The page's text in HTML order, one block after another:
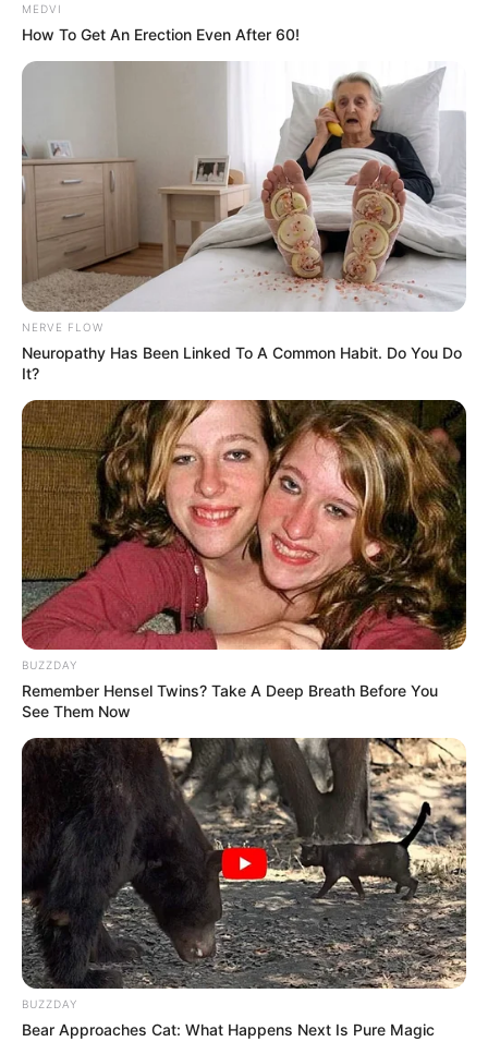
MEDVI
How To Get An Erection Even After 60!
NERVE FLOW
Neuropathy Has Been Linked To A Common Habit. Do You Do
It?
BUZZDAY
Remember Hensel Twins? Take A Deep Breath Before You
See Them Now
BUZZDAY
Bear Approaches Cat: What Happens Next Is Pure Magic